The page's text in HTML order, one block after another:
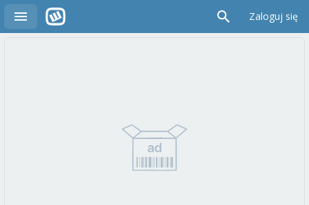
Zaloguj się